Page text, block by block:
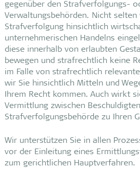
gegenüber den Strafverfolgungs-
Verwaltungsbehörden. Nicht selten
Strafverfolgung hinsichtlich
unternehmerischen Handelns
diese innerhalb von erlaubten
bewegen und strafrechtlich keine
im Falle von strafrechtlich
wir Sie hinsichtlich Mitteln und
Ihrem Recht kommen. Auch wirkt
Vermittlung zwischen
Strafverfolgungsbehörde zu Ihren
Wir unterstützen Sie in allen
vor der Einleitung eines
zum gerichtlichen Hauptverfahren.